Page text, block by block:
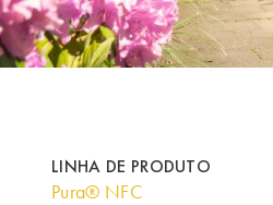
LINHA DE PRODUTO
Pura® NFC